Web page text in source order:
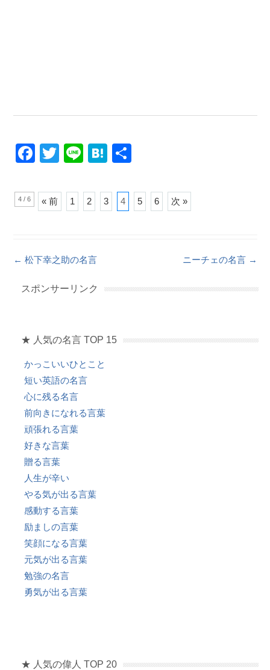
F
c
e
o
k
T
tt
er
Li
e
H
e
n
4 / 6 « 前 1 2 3 4 5 6 次 »
Post navigation
← 松下幸之助の名言 ニーチェの名言 →
スポンサーリンク
★ 人気の名言 TOP 15
かっこいいひとこと
短い英語の名言
心に残る名言
前向きになれる言葉
頑張れる言葉
好きな言葉
贈る言葉
人生が辛い
やる気が出る言葉
感動する言葉
励ましの言葉
笑顔になる言葉
元気が出る言葉
勉強の名言
勇気が出る言葉
★ 人気の偉人 TOP 20